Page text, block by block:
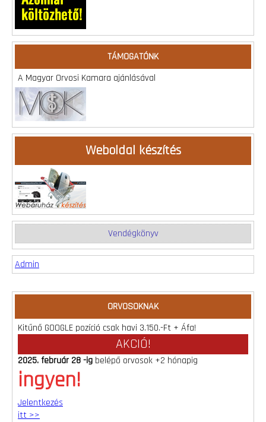
TÁMOGATÓNK
A Magyar Orvosi Kamara ajánlásával
Weboldal készítés
Vendégkönyv
Admin
ORVOSOKNAK
Kitűnő GOOGLE pozíció csak havi 3.150.-Ft + Áfa!
AKCIÓ!
2025. február 28 -ig belépő orvosok +2 hónapig
ingyen!
Jelentkezés
itt >>